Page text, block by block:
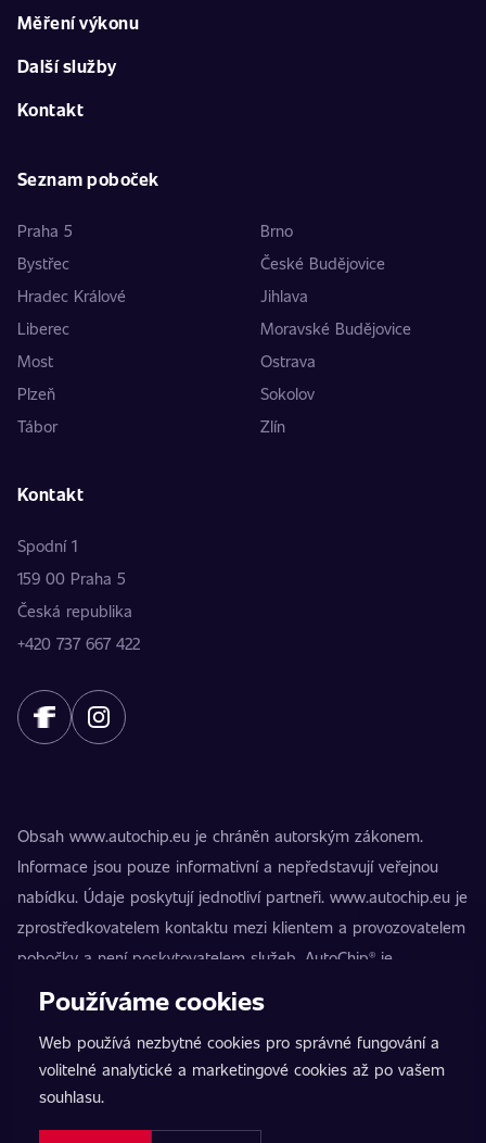
Měření výkonu
Další služby
Kontakt
Seznam poboček
Praha 5
Brno
Bystřec
České Budějovice
Hradec Králové
Jihlava
Liberec
Moravské Budějovice
Most
Ostrava
Plzeň
Sokolov
Tábor
Zlín
Kontakt
Spodní 1
159 00 Praha 5
Česká republika
+420 737 667 422
Obsah www.autochip.eu je chráněn autorským zákonem.
Informace jsou pouze informativní a nepředstavují veřejnou
nabídku. Údaje poskytují jednotliví partneři. www.autochip.eu je
zprostředkovatelem kontaktu mezi klientem a provozovatelem
pobočky a není poskytovatelem služeb. AutoChip® je
registrovaná ochranná známka Petra Kučery. Úpravy, které
nezpůsobilosti vozidla k provozu na pozemních komunikacích.
Přesné informace poskytuje vždy konkrétní provozovatel
pobočky.
Používáme cookies
Web používá nezbytné cookies pro správné fungování a
volitelné analytické a marketingové cookies až po vašem
souhlasu.